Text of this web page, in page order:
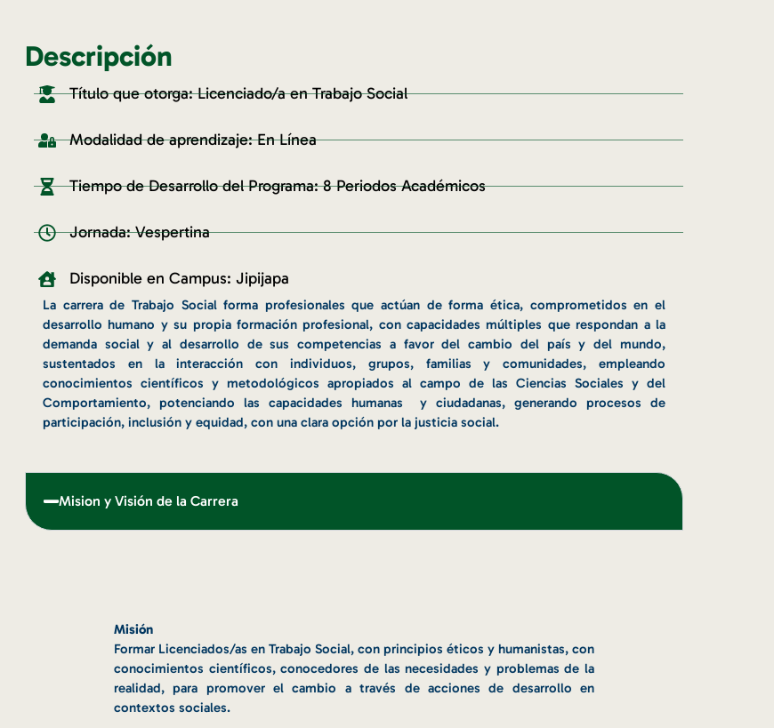
Descripción
Título que otorga: Licenciado/a en Trabajo Social
Modalidad de aprendizaje: En Línea
Tiempo de Desarrollo del Programa: 8 Periodos Académicos
Jornada: Vespertina
Disponible en Campus: Jipijapa
La carrera de Trabajo Social forma profesionales que actúan de forma ética, comprometidos en el
desarrollo humano y su propia formación profesional, con capacidades múltiples que respondan a la
demanda social y al desarrollo de sus competencias a favor del cambio del país y del mundo,
sustentados en la interacción con individuos, grupos, familias y comunidades, empleando
conocimientos científicos y metodológicos apropiados al campo de las Ciencias Sociales y del
Comportamiento, potenciando las capacidades humanas y ciudadanas, generando procesos de
participación, inclusión y equidad, con una clara opción por la justicia social.
Mision y Visión de la Carrera
Misión
Formar Licenciados/as en Trabajo Social, con principios éticos y humanistas, con
conocimientos científicos, conocedores de las necesidades y problemas de la
realidad, para promover el cambio a través de acciones de desarrollo en
contextos sociales.